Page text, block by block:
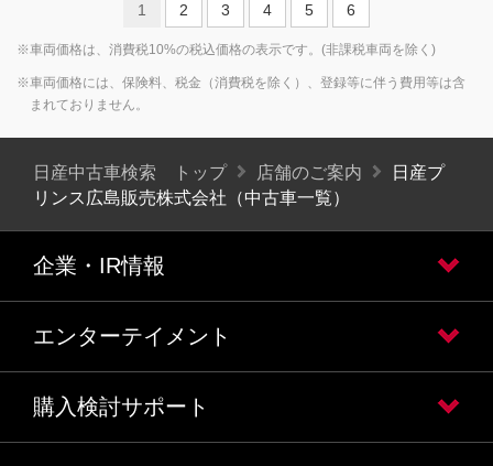
1 2 3 4 5 6
※車両価格は、消費税10%の税込価格の表示です。(非課税車両を除く)
※車両価格には、保険料、税金（消費税を除く）、登録等に伴う費用等は含
まれておりません。
日産中古車検索 トップ 店舗のご案内
日産プ
リンス広島販売株式会社（中古車一覧）
企業・IR情報
エンターテイメント
購入検討サポート